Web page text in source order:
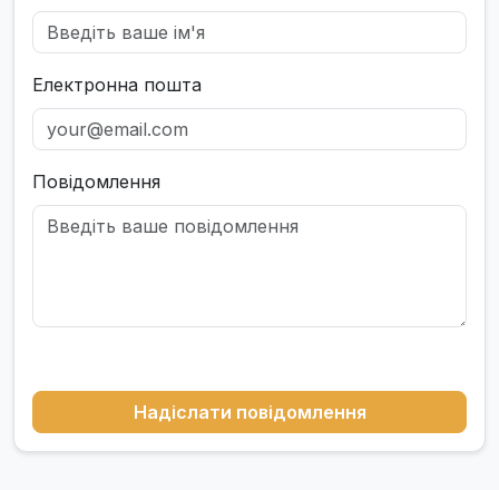
Електронна пошта
Повідомлення
Надіслати повідомлення